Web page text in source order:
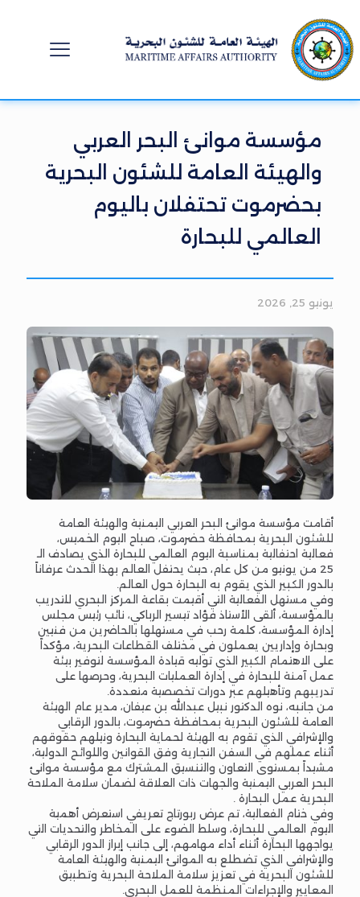
مؤسسة موانئ البحر العربي
والهيئة العامة للشئون البحرية
بحضرموت تحتفلان باليوم
العالمي للبحارة
يونيو 25, 2026
أقامت مؤسسة موانئ البحر العربي اليمنية والهيئة العامة
للشئون البحرية بمحافظة حضرموت، صباح اليوم الخميس،
فعالية احتفالية بمناسبة اليوم العالمي للبحارة الذي يصادف الـ
25 من يونيو من كل عام، حيث يحتفل العالم بهذا الحدث عرفاناً
بالدور الكبير الذي يقوم به البحارة حول العالم.
وفي مستهل الفعالية التي أقيمت بقاعة المركز البحري للتدريب
بالمؤسسة، ألقى الأستاذ فؤاد تيسير الرباكي، نائب رئيس مجلس
إدارة المؤسسة، كلمة رحب في مستهلها بالحاضرين من فنيين
وبحارة وإداريين يعملون في مختلف القطاعات البحرية، مؤكداً
على الاهتمام الكبير الذي توليه قيادة المؤسسة لتوفير بيئة
عمل آمنة للبحارة في إدارة العمليات البحرية، وحرصها على
تدريبهم وتأهيلهم عبر دورات تخصصية متعددة.
من جانبه، نوه الدكتور نبيل عبدالله بن عيفان، مدير عام الهيئة
العامة للشئون البحرية بمحافظة حضرموت، بالدور الرقابي
والإشرافي الذي تقوم به الهيئة لحماية البحارة ونيلهم حقوقهم
أثناء عملهم في السفن التجارية وفق القوانين واللوائح الدولية،
مشيداً بمستوى التعاون والتنسيق المشترك مع مؤسسة موانئ
البحر العربي اليمنية والجهات ذات العلاقة لضمان سلامة الملاحة
البحرية عمل البحارة .
وفي ختام الفعالية، تم عرض ربورتاج تعريفي استعرض أهمية
اليوم العالمي للبحارة، وسلط الضوء على المخاطر والتحديات التي
يواجهها البحارة أثناء أداء مهامهم، إلى جانب إبراز الدور الرقابي
والإشرافي الذي تضطلع به الموانئ اليمنية والهيئة العامة
للشئون البحرية في تعزيز سلامة الملاحة البحرية وتطبيق
المعايير والإجراءات المنظمة للعمل البحري.